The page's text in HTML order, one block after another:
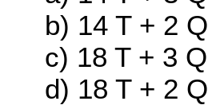
b) 14 T + 2 Q
c) 18 T + 3 Q
d) 18 T + 2 Q